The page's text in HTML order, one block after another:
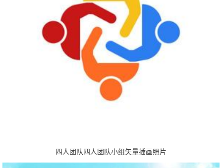
四人团队四人团队小组矢量插画照片